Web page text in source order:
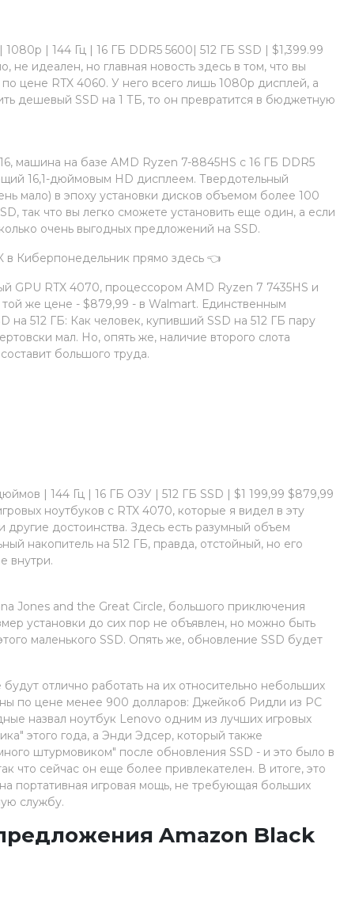
| 144 Гц | 16 ГБ DDR5 5600| 512 ГБ SSD | $1,399.99
идеален, но главная новость здесь в том, что вы
цене RTX 4060. У него всего лишь 1080p дисплей, а
дешевый SSD на 1 ТБ, то он превратится в бюджетную
машина на базе AMD Ryzen 7-8845HS с 16 ГБ DDR5
16,1-дюймовым HD дисплеем. Твердотельный
мало) в эпоху установки дисков объемом более 100
так что вы легко сможете установить еще один, а если
очень выгодных предложений на SSD.
Киберпонедельник прямо здесь 👈
GPU RTX 4070, процессором AMD Ryzen 7 7435HS и
же цене - $879,99 - в Walmart. Единственным
на 512 ГБ: Как человек, купивший SSD на 512 ГБ пару
мал. Но, опять же, наличие второго слота
большого труда.
| 144 Гц | 16 ГБ ОЗУ | 512 ГБ SSD | $1 199,99 $879,99
ноутбуков с RTX 4070, которые я видел в эту
достоинства. Здесь есть разумный объем
накопитель на 512 ГБ, правда, отстойный, но его
внутри.
Jones and the Great Circle, большого приключения
установки до сих пор не объявлен, но можно быть
маленького SSD. Опять же, обновление SSD будет
отлично работать на их относительно небольших
по цене менее 900 долларов: Джейкоб Ридли из PC
назвал ноутбук Lenovo одним из лучших игровых
этого года, а Энди Эдсер, который также
штурмовиком" после обновления SSD - и это было в
что сейчас он еще более привлекателен. В итоге, это
портативная игровая мощь, не требующая больших
службу.
Amazon Black